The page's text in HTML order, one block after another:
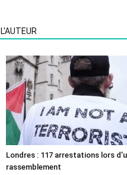
Londres : 117 arrestations lors
rassemblement